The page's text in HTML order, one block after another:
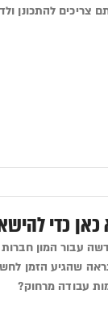
צריכים להתכונן
כדי
עבור המון
שהגיע הזמן
עבודה מרחוק?